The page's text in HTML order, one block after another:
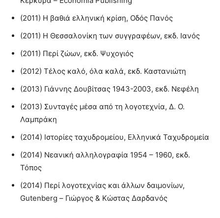
(2011) Η βαθιά ελληνική κρίση, Οδός Πανός
(2011) Η Θεσσαλονίκη των συγγραφέων, εκδ. Ιανός
(2011) Περί ζώων, εκδ. Ψυχογιός
(2012) Τέλος καλό, όλα καλά, εκδ. Καστανιώτη
(2013) Γιάννης Δουβίτσας 1943-2003, εκδ. Νεφέλη
(2013) Συνταγές μέσα από τη λογοτεχνία, Δ. Ο.
Λαμπράκη
(2014) Ιστορίες ταχυδρομείου, Ελληνικά Ταχυδρομεία
(2014) Νεανική αλληλογραφία 1954 – 1960, εκδ.
Τόπος
(2014) Περί λογοτεχνίας και άλλων δαιμονίων,
Gutenberg – Γιώργος & Κώστας Δαρδανός